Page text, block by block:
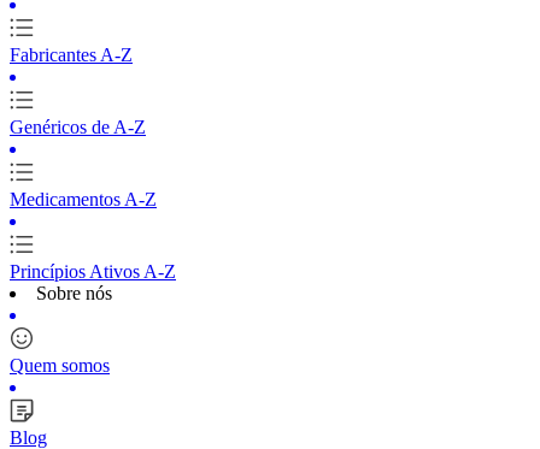
Fabricantes A-Z
Genéricos de A-Z
Medicamentos A-Z
Princípios Ativos A-Z
Sobre nós
Quem somos
Blog